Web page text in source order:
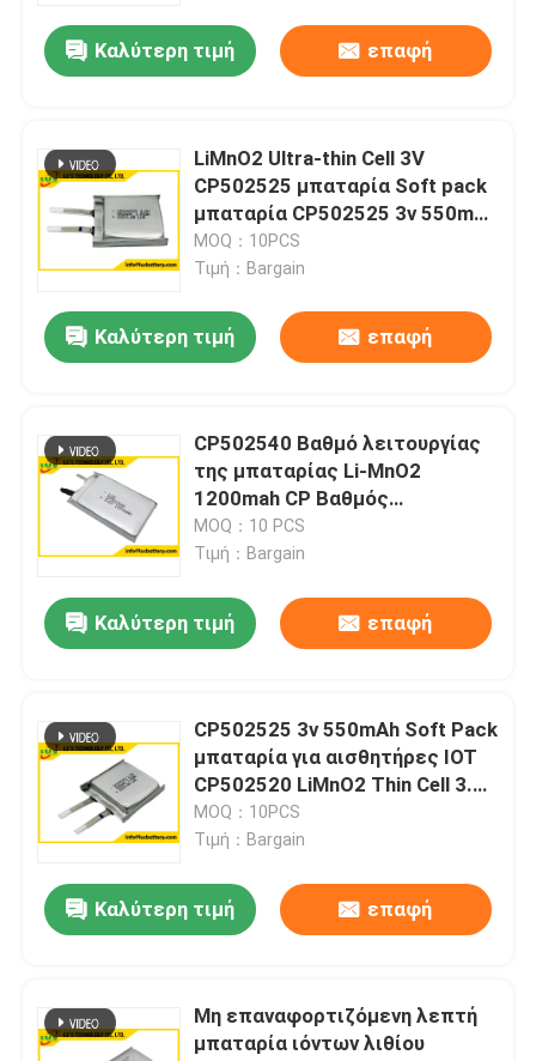
Καλύτερη τιμή επαφή
LiMnO2 Ultra-thin Cell 3V
CP502525 μπαταρία Soft pack
μπαταρία CP502525 3v 550mAh
μπαταρία smart card
MOQ：10PCS
Τιμή：Bargain
Καλύτερη τιμή επαφή
CP502540 Βαθμό λειτουργίας
της μπαταρίας Li-MnO2
1200mah CP Βαθμός
λειτουργίας της μπαταρίας
λιθίου μαγνησίου CP502537
MOQ：10 PCS
Τιμή：Bargain
Καλύτερη τιμή επαφή
CP502525 3v 550mAh Soft Pack
μπαταρία για αισθητήρες IOT
CP502520 LiMnO2 Thin Cell 3.0V
Thin Flexible μπαταρία
MOQ：10PCS
Τιμή：Bargain
Καλύτερη τιμή επαφή
Μη επαναφορτιζόμενη λεπτή
μπαταρία ιόντων λιθίου